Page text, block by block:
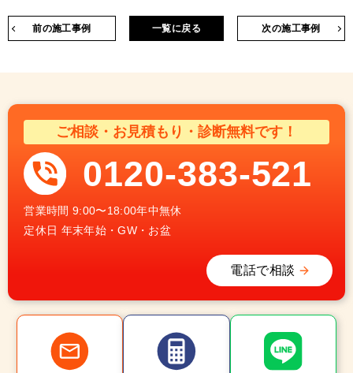
前の施工事例 次の施工事例
一覧に戻る
ご相談・お見積もり・診断無料です！
0120-383-521
営業時間 9:00〜18:00年中無休
定休日 年末年始・GW・お盆
電話で相談